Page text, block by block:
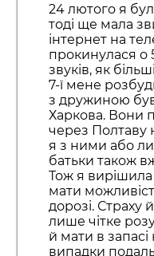
24 лютого я
тоді ще мала
інтернет на
прокинулася о
звуків, як
7-ї мене
з дружиною
Харкова. Вони
через Полтаву
я з ними або
батьки також
Тож я
мати
дорозі. Страху
лише чітке
й мати в запасі
випадки